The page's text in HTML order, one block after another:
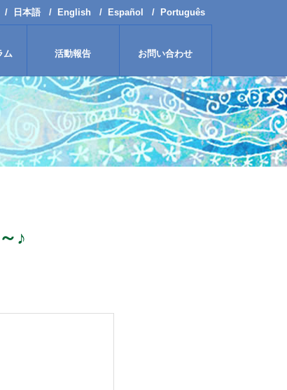
日本語 English Español Português
ム 活動報告 お問い合わせ
♪